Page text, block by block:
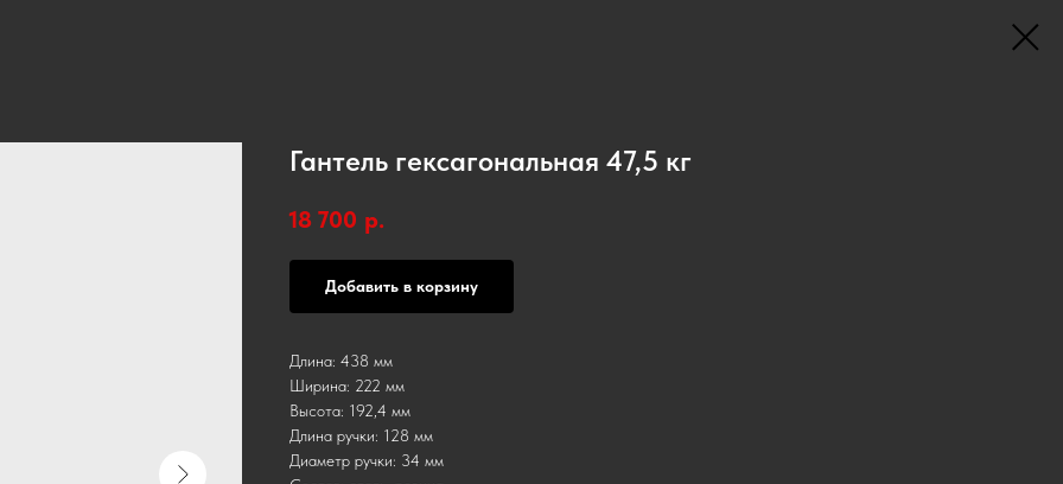
Гантель гексагональная 47,5 кг
18 700 р.
Добавить в корзину
Длина: 438 мм
Ширина: 222 мм
Высота: 192,4 мм
Длина ручки: 128 мм
Диаметр ручки: 34 мм